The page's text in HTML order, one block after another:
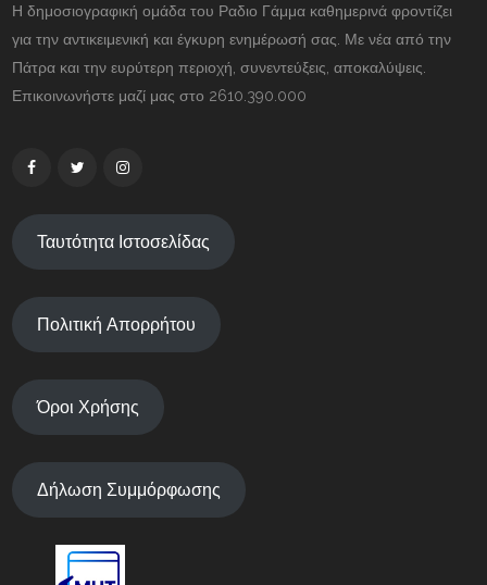
Η δημοσιογραφική ομάδα του Ραδιο Γάμμα καθημερινά φροντίζει
για την αντικειμενική και έγκυρη ενημέρωσή σας. Με νέα από την
Πάτρα και την ευρύτερη περιοχή, συνεντεύξεις, αποκαλύψεις.
Επικοινωνήστε μαζί μας στο 2610.390.000
Ταυτότητα Ιστοσελίδας
Πολιτική Απορρήτου
Όροι Χρήσης
Δήλωση Συμμόρφωσης